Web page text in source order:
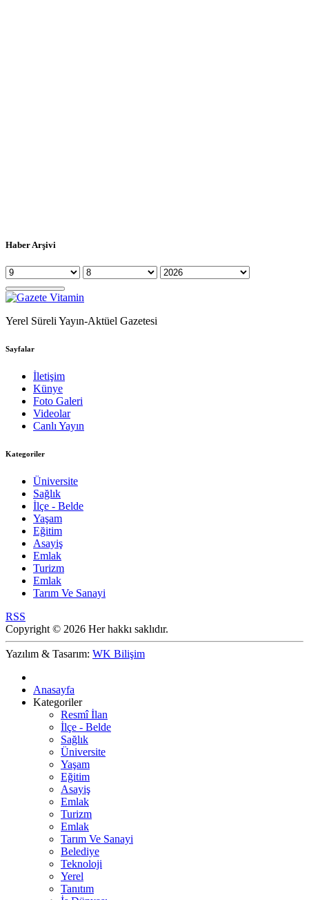
Haber Arşivi
Yerel Süreli Yayın-Aktüel Gazetesi
Sayfalar
İletişim
Künye
Foto Galeri
Videolar
Canlı Yayın
Kategoriler
Üniversite
Sağlık
İlçe - Belde
Yaşam
Eğitim
Asayiş
Emlak
Turizm
Emlak
Tarım Ve Sanayi
RSS
Copyright © 2026 Her hakkı saklıdır.
Yazılım & Tasarım: WK Bilişim
Anasayfa
Kategoriler
Resmî İlan
İlçe - Belde
Sağlık
Üniversite
Yaşam
Eğitim
Asayiş
Emlak
Turizm
Emlak
Tarım Ve Sanayi
Belediye
Teknoloji
Yerel
Tanıtım